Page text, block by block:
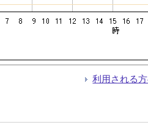
利用される